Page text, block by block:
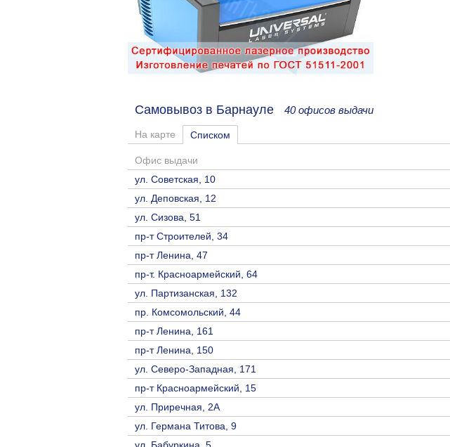
Самовывоз в Барнауле 40 офисов выдачи
На карте Списком
Офис выдачи
ул. Советская, 10
ул. Деповская, 12
ул. Сизова, 51
пр-т Строителей, 34
пр-т Ленина, 47
пр-т. Красноармейский, 64
ул. Партизанская, 132
пр. Комсомольский, 44
пр-т Ленина, 161
пр-т Ленина, 150
ул. Северо-Западная, 171
пр-т Красноармейский, 15
ул. Приречная, 2A
ул. Германа Титова, 9